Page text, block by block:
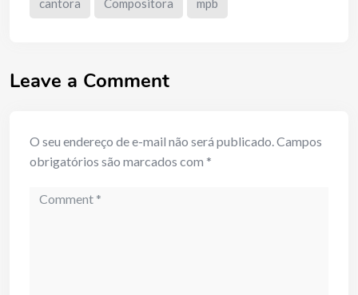
cantora Compositora mpb
Leave a Comment
O seu endereço de e-mail não será publicado.Campos
obrigatórios são marcados com *
Comment